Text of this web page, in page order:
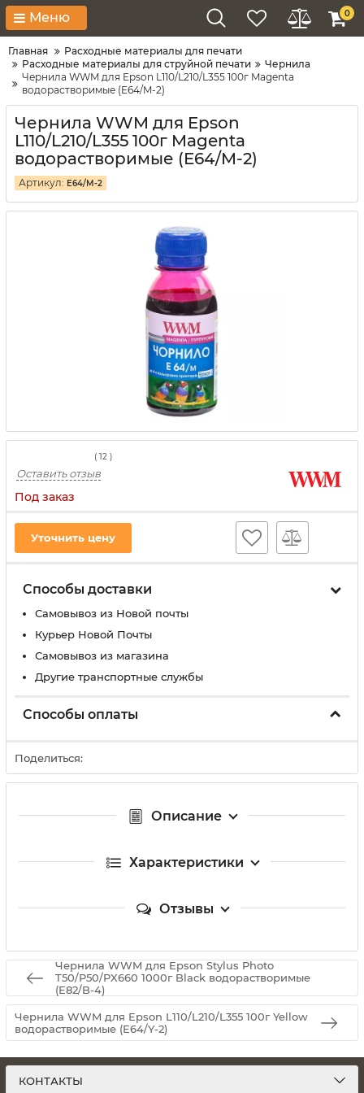
Меню 0
Главная
Расходные материалы для печати
Расходные материалы для струйной печати
Чернила
Чернила WWM для Epson L110/L210/L355 100г Magenta
водорастворимые (E64/M-2)
Чернила WWM для Epson
L110/L210/L355 100г Magenta
водорастворимые (E64/M-2)
Артикул: E64/M-2
( 12 )
Оставить отзыв
Под заказ
Уточнить цену
Способы доставки
Самовывоз из Новой почты
Курьер Новой Почты
Самовывоз из магазина
Другие транспортные службы
Способы оплаты
Поделиться:
Описание
Характеристики
Отзывы
Чернила WWM для Epson Stylus Photo
T50/P50/PX660 1000г Black водорастворимые
(E82/B-4)
Чернила WWM для Epson L110/L210/L355 100г Yellow
водорастворимые (E64/Y-2)
КОНТАКТЫ